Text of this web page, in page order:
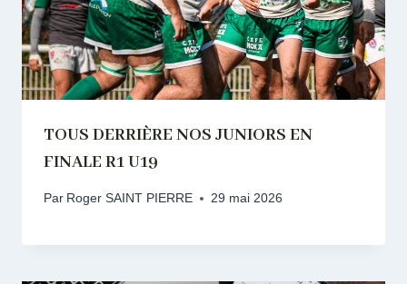
TOUS DERRIÈRE NOS JUNIORS EN
FINALE R1 U19
Par Roger SAINT PIERRE 29 mai 2026